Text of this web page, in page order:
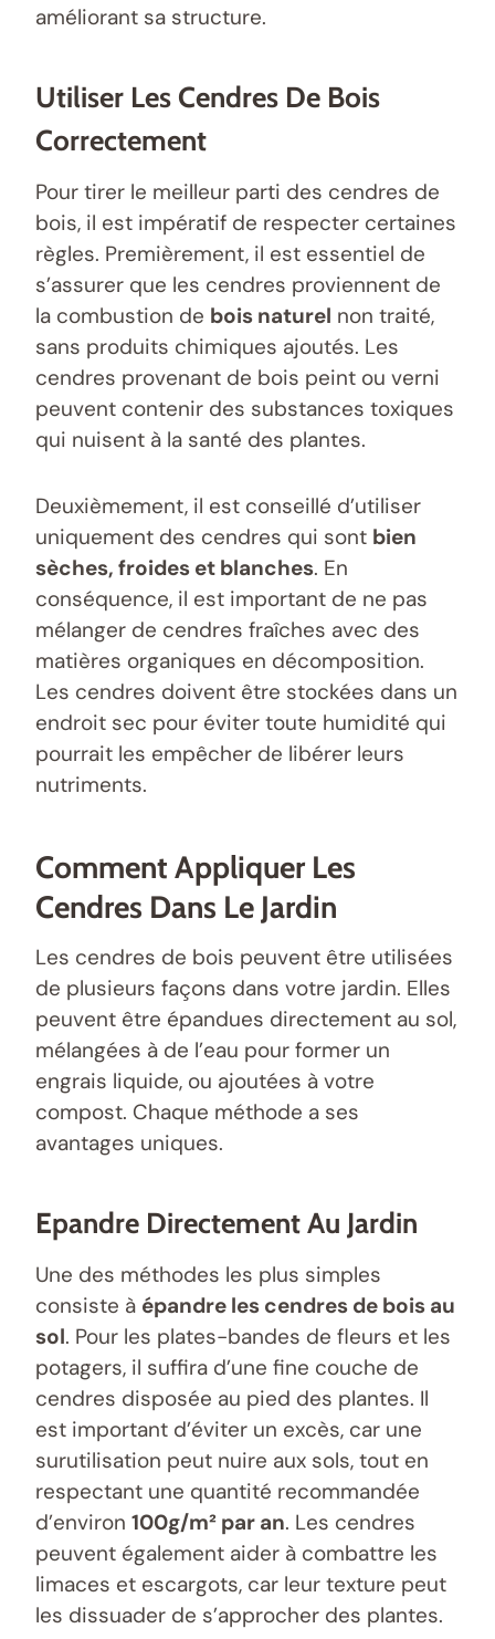
améliorant sa structure.
Utiliser Les Cendres De Bois
Correctement
Pour tirer le meilleur parti des cendres de
bois, il est impératif de respecter certaines
règles. Premièrement, il est essentiel de
s’assurer que les cendres proviennent de
la combustion de bois naturel non traité,
sans produits chimiques ajoutés. Les
cendres provenant de bois peint ou verni
peuvent contenir des substances toxiques
qui nuisent à la santé des plantes.
Deuxièmement, il est conseillé d’utiliser
uniquement des cendres qui sont bien
sèches, froides et blanches. En
conséquence, il est important de ne pas
mélanger de cendres fraîches avec des
matières organiques en décomposition.
Les cendres doivent être stockées dans un
endroit sec pour éviter toute humidité qui
pourrait les empêcher de libérer leurs
nutriments.
Comment Appliquer Les
Cendres Dans Le Jardin
Les cendres de bois peuvent être utilisées
de plusieurs façons dans votre jardin. Elles
peuvent être épandues directement au sol,
mélangées à de l’eau pour former un
engrais liquide, ou ajoutées à votre
compost. Chaque méthode a ses
avantages uniques.
Epandre Directement Au Jardin
Une des méthodes les plus simples
consiste à épandre les cendres de bois au
sol. Pour les plates-bandes de fleurs et les
potagers, il suffira d’une fine couche de
cendres disposée au pied des plantes. Il
est important d’éviter un excès, car une
surutilisation peut nuire aux sols, tout en
respectant une quantité recommandée
d’environ 100g/m² par an. Les cendres
peuvent également aider à combattre les
limaces et escargots, car leur texture peut
les dissuader de s’approcher des plantes.